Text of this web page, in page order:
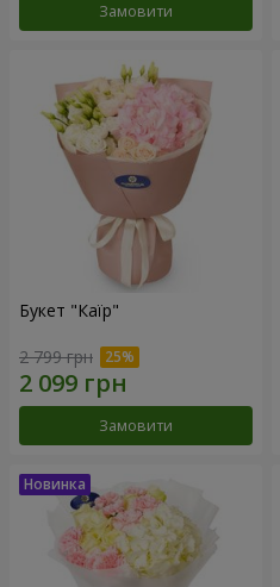
Замовити
Букет "Каїр"
2 799 грн
Замовити